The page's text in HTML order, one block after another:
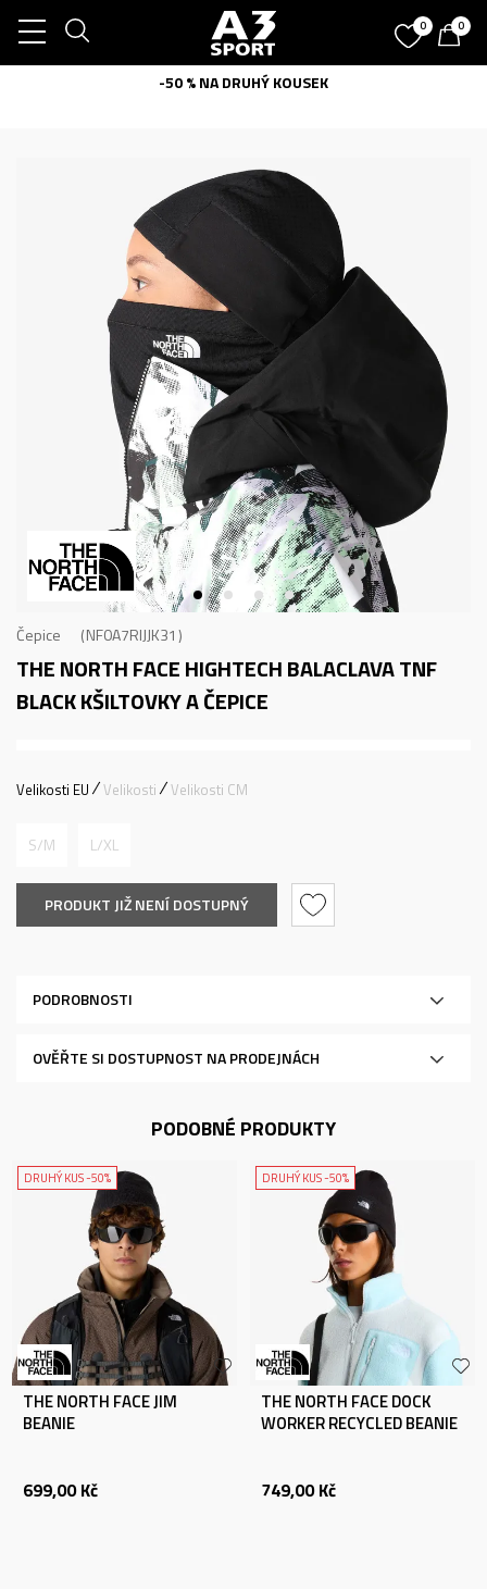
0 0
-50 % NA DRUHÝ KOUSEK
Čepice NF0A7RIJJK31
THE NORTH FACE HIGHTECH BALACLAVA TNF
BLACKKŠILTOVKY A ČEPICE
Velikosti EU Velikosti Velikosti CM
S/M L/XL
PRODUKT JIŽ NENÍ DOSTUPNÝ
PODROBNOSTI
OVĚŘTE SI DOSTUPNOST NA PRODEJNÁCH
PODOBNÉ PRODUKTY
DRUHÝ KUS -50%
THE NORTH FACE JIM
BEANIE
699,00 Kč
DRUHÝ KUS -50%
THE NORTH FACE DOCK
WORKER RECYCLED BEANIE
749,00 Kč